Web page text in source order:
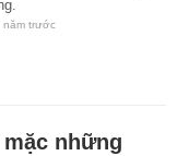
năm trước
những